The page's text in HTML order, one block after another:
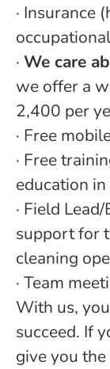
· Insurance
· We care
we offer a
2,400 per
· Free
· Free
education
· Field
support for
cleaning
· Team
With us,
succeed. If
give you